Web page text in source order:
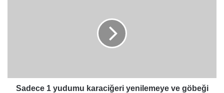
yapmaya
yetiyor!
Sadece 1 yudumu karaciğeri yenilemeye ve göbeği